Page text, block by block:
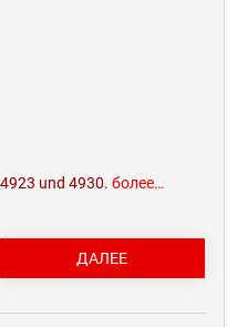
und 4930. более…